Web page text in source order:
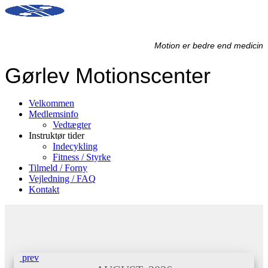
Motion er bedre end medicin
Gørlev Motionscenter
Velkommen
Medlemsinfo
Vedtægter
Instruktør tider
Indecykling
Fitness / Styrke
Tilmeld / Forny
Vejledning / FAQ
Kontakt
prev